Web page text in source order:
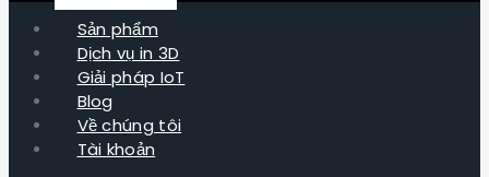
Sản phẩm
Dịch vụ in 3D
Giải pháp IoT
Blog
Về chúng tôi
Tài khoản